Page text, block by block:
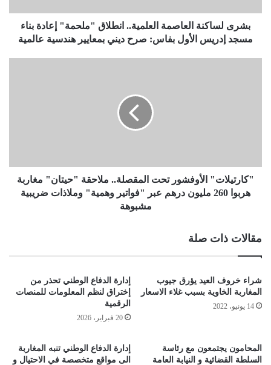
بشرى لساكنة العاصمة العلمية.. انطلاق "ملحمة" إعادة بناء
مسجد إدريس الأول بفاس: صرح ديني بمعايير هندسية عالمية
"كارتيلات" الأوفشور تحت المقصلة.. ملاحقة "حيتان" مغاربة
هربوا 260 مليون درهم عبر "فواتير وهمية" وملاذات ضريبية
مشبوهة
مقالات ذات صلة
شراء خروف العيد يؤرق جيوب
المغاربة الخاوية بسبب غلاء الاسعار
14 يونيو، 2022
إدارة الدفاع الوطني تحذر من
إختراق لنظم المعلومات للمنصات
الرقمية
20 فبراير، 2026
المحامون يجتمعون مع رئاسة
السلطة القضائية و النيابة العامة
إدارة الدفاع الوطني تنبه المغاربة
الى مواقع متخصصة في الاحتيال و